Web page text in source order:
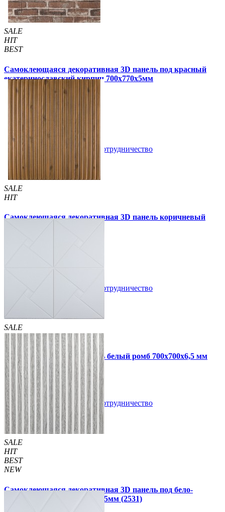
SALE
HIT
BEST
Самоклеющаяся декоративная 3D панель под красный
екатеринославский кирпич 700x770x5мм
105 грн 180 грн
4 отзывов
В закладки Сотрудничество
SALE
HIT
Самоклеющаяся декоративная 3D панель коричневый
В закладки Сотрудничество
SALE
HIT
Самоклеющаяся 3D панель белый ромб 700x700x6,5 мм
109 грн /шт 210 грн /шт
Купить В закладки Сотрудничество
SALE
HIT
BEST
NEW
Самоклеющаяся декоративная 3D панель под бело-
серебряную рейку 680x670x5мм (2531)